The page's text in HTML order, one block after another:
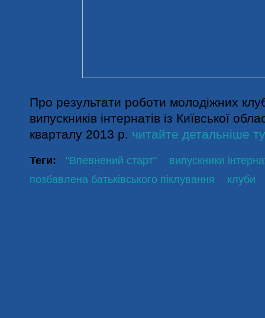
Про результати роботи молодіжних
випускників інтернатів із Київської
кварталу 2013 р. читайте детальніше
Теги: "Впевнений старт"
випускники
позбавлена батьківського піклування
клуби